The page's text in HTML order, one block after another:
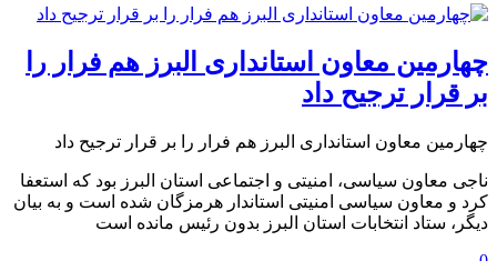
️چهارمین معاون استانداری البرز هم فرار را
بر قرار ترجیح داد
️چهارمین معاون استانداری البرز هم فرار را بر قرار ترجیح داد
ناجی معاون سیاسی، امنیتی و اجتماعی استان البرز بود که استعفا
کرد و معاون سیاسی امنیتی استاندار هرمزگان شده است و به بیان
دیگر، ستاد انتخابات استان البرز بدون رئیس مانده است